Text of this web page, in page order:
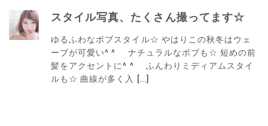
スタイル写真、たくさん撮ってます☆
ゆるふわなボブスタイル☆ やはりこの秋冬はウェ
ーブが可愛い^ ^ ナチュラルなボブも☆ 短めの前
髪をアクセントに^ ^ ふんわりミディアムスタイ
ルも☆ 曲線が多く入 […]